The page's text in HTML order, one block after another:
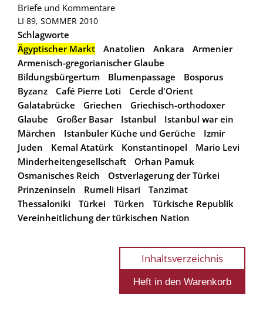
Briefe und Kommentare
LI 89, SOMMER 2010
Schlagworte
Ägyptischer Markt
Anatolien Ankara
Armenier
Armenisch-gregorianischer Glaube
Bildungsbürgertum
Blumenpassage
Bosporus
Byzanz
Café Pierre Loti
Cercle d'Orient
Galatabrücke
Griechen
Griechisch-orthodoxer
Glaube
Großer Basar Istanbul
Istanbul war ein
Märchen
Istanbuler Küche und Gerüche
Izmir
Juden
Kemal Atatürk Konstantinopel
Mario Levi
Minderheitengesellschaft
Orhan Pamuk
Osmanisches Reich
Ostverlagerung der Türkei
Prinzeninseln
Rumeli Hisari
Tanzimat
Thessaloniki
Türkei Türken
Türkische Republik
Vereinheitlichung der türkischen Nation
Inhaltsverzeichnis